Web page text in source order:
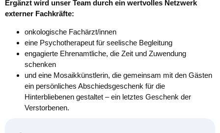
Ergänzt wird unser Team durch ein wertvolles Netzwerk
externer Fachkräfte:
onkologische Fachärzt/innen
eine Psychotherapeut für seelische Begleitung
engagierte Ehrenamtliche, die Zeit und Zuwendung
schenken
und eine Mosaikkünstlerin, die gemeinsam mit den Gästen
ein persönliches Abschiedsgeschenk für die
Hinterbliebenen gestaltet – ein letztes Geschenk der
Verstorbenen.